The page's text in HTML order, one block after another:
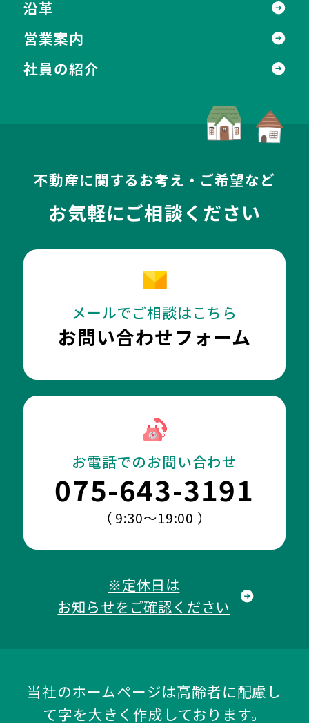
沿革
営業案内
社員の紹介
不動産に関するお考え・ご希望など
お気軽にご相談ください
メールでご相談はこちら
お問い合わせフォーム
お電話でのお問い合わせ
075-643-3191
（ 9:30～19:00 ）
※定休日は
お知らせをご確認ください
当社のホームページは高齢者に配慮し
て字を大きく作成しております。